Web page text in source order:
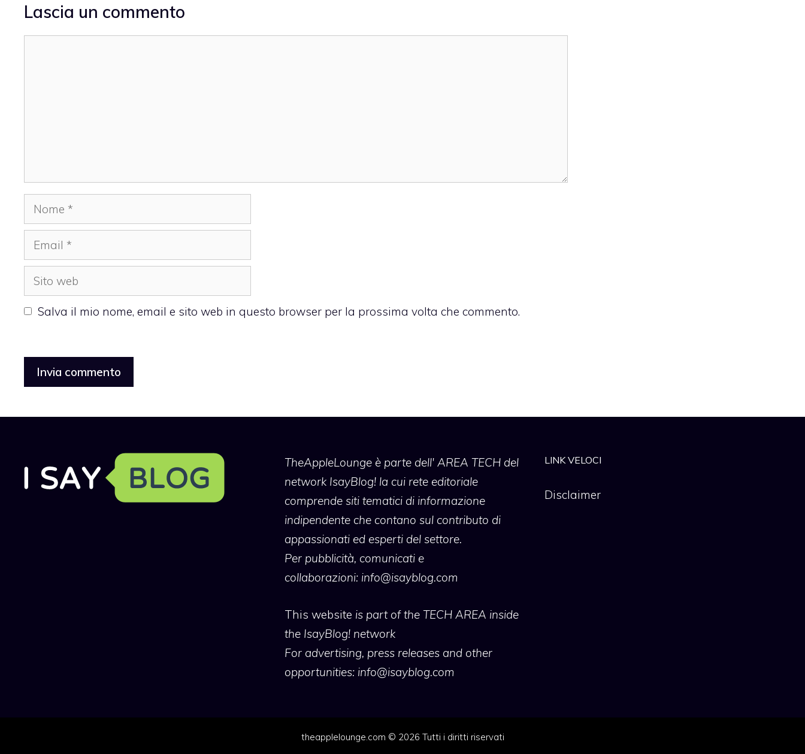
Lascia un commento
Nome
Email
Sito
web
Salva il mio nome, email e sito web in questo browser per la prossima volta che commento.
TheAppleLoungeè parte dell' AREA TECH del
network IsayBlog! la cui rete editoriale
comprende siti tematici di informazione
indipendente che contano sul contributo di
appassionati ed esperti del settore.
Per pubblicità, comunicati e
collaborazioni: info@isayblog.com
This website is part of the TECH AREA inside
the IsayBlog! network
For advertising, press releases and other
opportunities: info@isayblog.com
LINK VELOCI
Disclaimer
theapplelounge.com © 2026 Tutti i diritti riservati